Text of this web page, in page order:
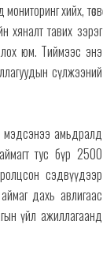
хийх, төсвөө
хяналт тавих зэрэг
юм. Тиймээс энэ
сүлжээний
мэдсэнээ амьдралд
тус бүр 2500
сэдвүүдээр
дахь авлигаас
үйл ажиллагаанд